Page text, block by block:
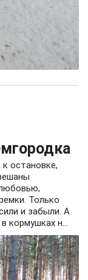
остановке,
Только
и забыли. А
кормушках н...